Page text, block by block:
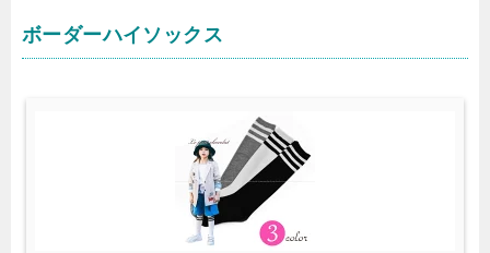
ボーダーハイソックス